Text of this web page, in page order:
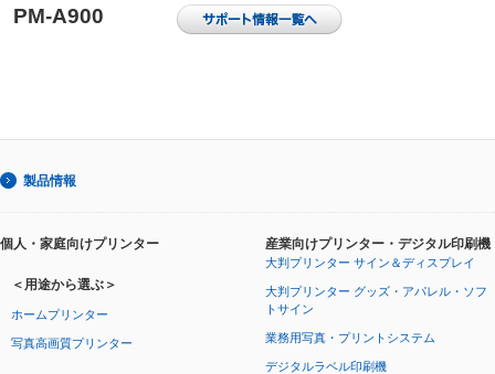
PM-A900
製品情報
個人・家庭向けプリンター
＜用途から選ぶ＞
ホームプリンター
写真高画質プリンター
産業向けプリンター・デジタル印刷機
大判プリンター サイン＆ディスプレイ
大判プリンター グッズ・アパレル・ソフ
トサイン
業務用写真・プリントシステム
デジタルラベル印刷機